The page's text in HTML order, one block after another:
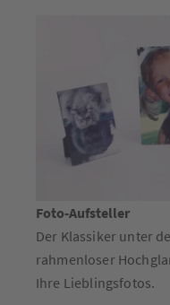
Foto-Aufsteller
Der Klassiker unter
rahmenloser
Ihre Lieblingsfotos.